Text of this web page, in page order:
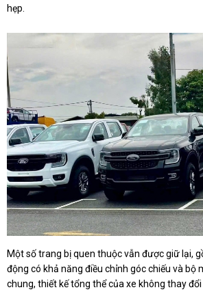
hẹp.
Một số trang bị quen thuộc vẫn được giữ lại,
động có khả năng điều chỉnh góc chiếu và bộ
chung, thiết kế tổng thể của xe không thay